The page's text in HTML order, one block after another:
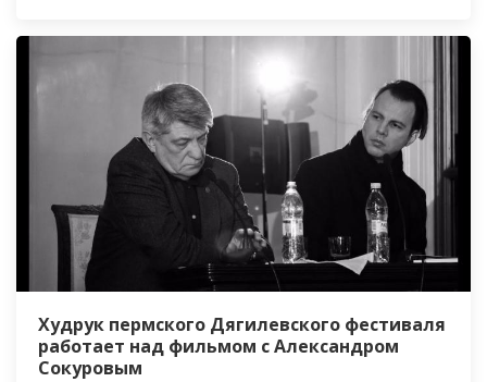
Худрук пермского Дягилевского фестиваля
работает над фильмом с Александром
Сокуровым